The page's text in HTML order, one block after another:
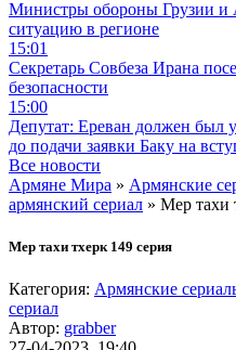
Министры обороны Грузии и
ситуацию в регионе
15:01
Секретарь Совбеза Ирана
безопасности
15:00
Депутат: Ереван должен был
до подачи заявки Баку на
Все новости
Армяне Мира » Армянские
армянский сериал » Мер тахи
Мер тахи тхерк 149 серия
Категория: Армянские
сериал
Автор: grabber